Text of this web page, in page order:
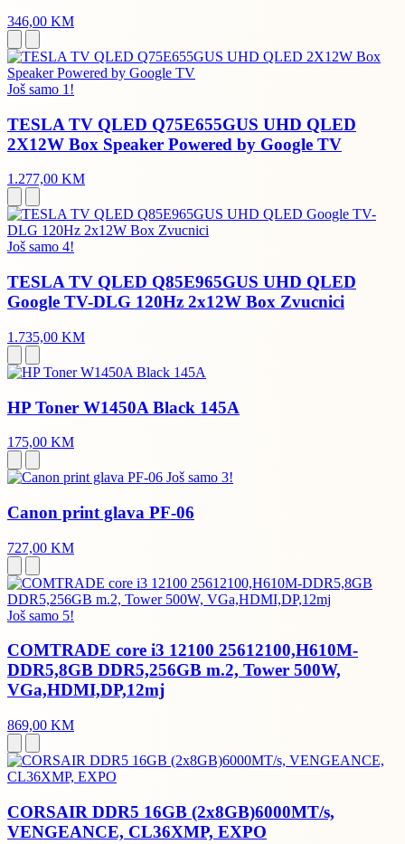
346,00 KM
Još samo 1!
TESLA TV QLED Q75E655GUS UHD QLED
2X12W Box Speaker Powered by Google TV
1.277,00 KM
Još samo 4!
TESLA TV QLED Q85E965GUS UHD QLED
Google TV-DLG 120Hz 2x12W Box Zvucnici
1.735,00 KM
HP Toner W1450A Black 145A
175,00 KM
Još samo 3!
Canon print glava PF-06
727,00 KM
Još samo 5!
COMTRADE core i3 12100 25612100,H610M-
DDR5,8GB DDR5,256GB m.2, Tower 500W,
VGa,HDMI,DP,12mj
869,00 KM
CORSAIR DDR5 16GB (2x8GB)6000MT/s,
VENGEANCE, CL36XMP, EXPO